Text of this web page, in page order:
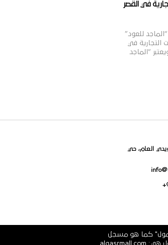
في القصر
للعود”
التجارية في
“الماجد
العام، حي
مول" كما هو مسجل
في الشهادة الرسمية رقم 1010251639 الصادرة عن وزارة التجارة والاستثمار في المملكة العربية السعودية. عناوين الموقع الرسمي للقصر مول هي: alqasrmall.com